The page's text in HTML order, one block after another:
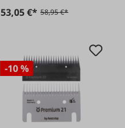
53,05 €* 58,95 €*
-10 %